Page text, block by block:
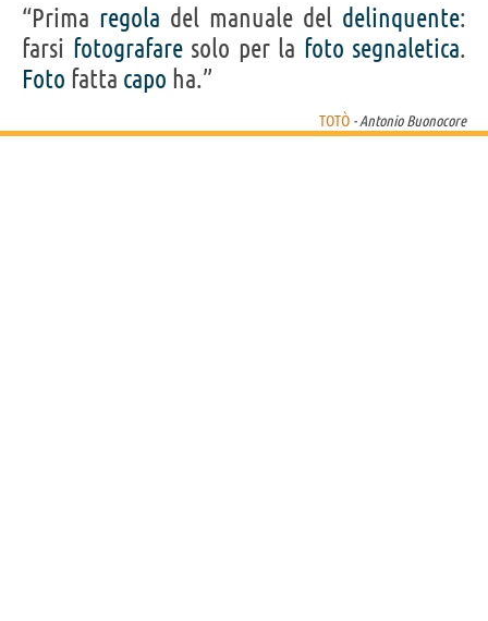
“Prima regola del manuale del delinquente:
farsi fotografaresolo per la foto segnaletica.
Foto fatta capo ha.”
TOTÒ - Antonio Buonocore